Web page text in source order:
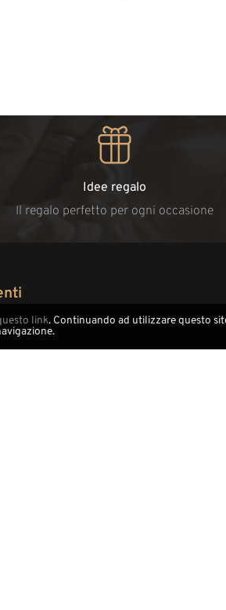
Idee regalo
Il regalo perfetto per ogni occasione
link. Continuando ad utilizzare questo